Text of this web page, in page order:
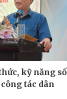
kỹ năng số
tác dân